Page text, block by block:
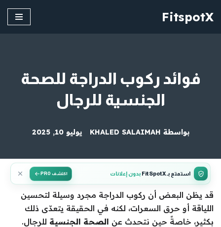
FitspotX
فوائد ركوب الدراجة للصحة
الجنسية للرجال
بواسطة KHALED SALAIMAH يوليو 10, 2025
استمتع بـ FitSpotX بدون إعلانات اكتشف PRO
قد يظن البعض أن ركوب الدراجة مجرد وسيلة لتحسين
اللياقة أو حرق السعرات، لكنه في الحقيقة يتعدّى ذلك
بكثير، خاصةً حين نتحدث عن الصحة الجنسية للرجال.